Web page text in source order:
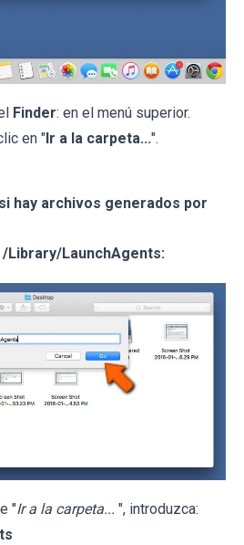
Finder: en el menú superior.
en "Ir a la carpeta...".
hay archivos generados por
Library/LaunchAgents:
"Ir a la carpeta... ", introduzca: